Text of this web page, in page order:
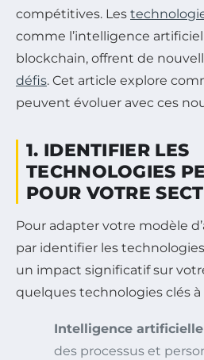
compétitives. Les
comme l’intelligence
blockchain, offrent de
défis. Cet article explore
peuvent évoluer avec ces
1. IDENTIFIER LES
TECHNOLOGIES
POUR VOTRE
Pour adapter votre modèle
par identifier les
un impact significatif sur
quelques technologies clés à
Intelligence artificielle
des processus et